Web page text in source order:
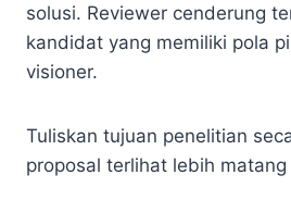
solusi. Reviewer cenderung
kandidat yang memiliki pola
visioner.
Tuliskan tujuan penelitian
proposal terlihat lebih